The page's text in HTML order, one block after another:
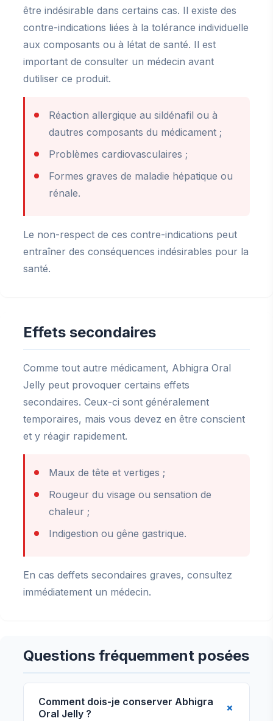
être indésirable dans certains cas. Il existe des
contre-indications liées à la tolérance individuelle
aux composants ou à létat de santé. Il est
important de consulter un médecin avant
dutiliser ce produit.
Réaction allergique au sildénafil ou à
dautres composants du médicament ;
Problèmes cardiovasculaires ;
Formes graves de maladie hépatique ou
rénale.
Le non-respect de ces contre-indications peut
entraîner des conséquences indésirables pour la
santé.
Effets secondaires
Comme tout autre médicament, Abhigra Oral
Jelly peut provoquer certains effets
secondaires. Ceux-ci sont généralement
temporaires, mais vous devez en être conscient
et y réagir rapidement.
Maux de tête et vertiges ;
Rougeur du visage ou sensation de
chaleur ;
Indigestion ou gêne gastrique.
En cas deffets secondaires graves, consultez
immédiatement un médecin.
Questions fréquemment posées
Comment dois-je conserver Abhigra
Oral Jelly ?